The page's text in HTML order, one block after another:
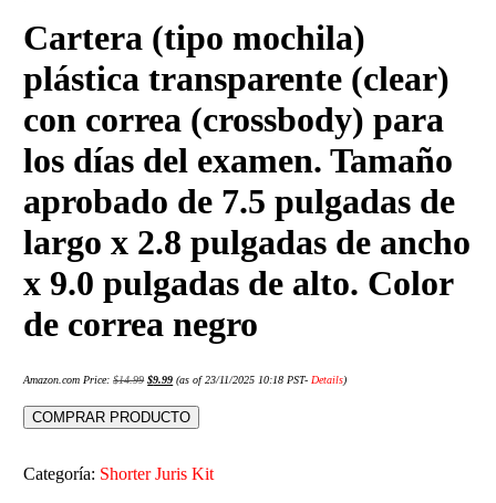
Cartera (tipo mochila)
plástica transparente (clear)
con correa (crossbody) para
los días del examen. Tamaño
aprobado de 7.5 pulgadas de
largo x 2.8 pulgadas de ancho
x 9.0 pulgadas de alto. Color
de correa negro
Amazon.com Price:$14.99 $9.99 (as of 23/11/2025 10:18 PST-Details)
COMPRAR PRODUCTO
Categoría: Shorter Juris Kit